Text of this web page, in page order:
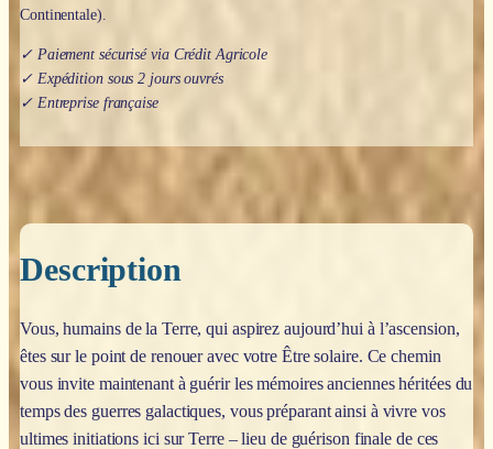
Continentale).
✓ Paiement sécurisé via Crédit Agricole
✓ Expédition sous 2 jours ouvrés
✓ Entreprise française
Description
Vous, humains de la Terre, qui aspirez aujourd’hui à l’ascension,
êtes sur le point de renouer avec votre Être solaire. Ce chemin
vous invite maintenant à guérir les mémoires anciennes héritées du
temps des guerres galactiques, vous préparant ainsi à vivre vos
ultimes initiations ici sur Terre – lieu de guérison finale de ces